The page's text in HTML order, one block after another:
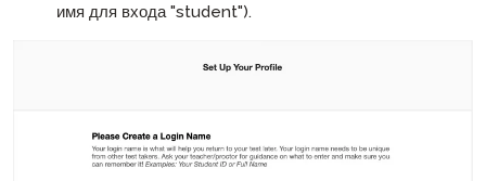
имя для входа "student").